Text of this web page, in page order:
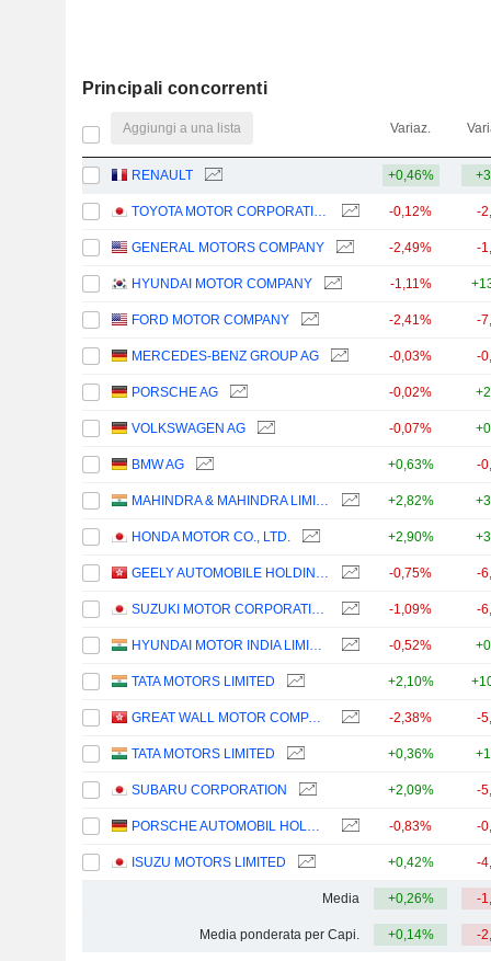
Principali concorrenti
Aggiungi a una lista Variaz.
RENAULT +0,46%
TOYOTA MOTOR CORPORATION -0,12% -
GENERAL MOTORS COMPANY -2,49% -
HYUNDAI MOTOR COMPANY -1,11%
FORD MOTOR COMPANY -2,41% -
MERCEDES-BENZ GROUP AG -0,03% -
PORSCHE AG -0,02%
VOLKSWAGEN AG -0,07%
BMW AG +0,63% -
MAHINDRA & MAHINDRA LIMITED +2,82%
HONDA MOTOR CO., LTD. +2,90%
GEELY AUTOMOBILE HOLDINGS LIMITED -0,75% -
SUZUKI MOTOR CORPORATION -1,09% -
HYUNDAI MOTOR INDIA LIMITED -0,52%
TATA MOTORS LIMITED +2,10%
GREAT WALL MOTOR COMPANY LIMITED -2,38% -
TATA MOTORS LIMITED +0,36%
SUBARU CORPORATION +2,09% -
PORSCHE AUTOMOBIL HOLDING SE -0,83% -
ISUZU MOTORS LIMITED +0,42% -
Media +0,26% -
Media ponderata per Capi. +0,14% -